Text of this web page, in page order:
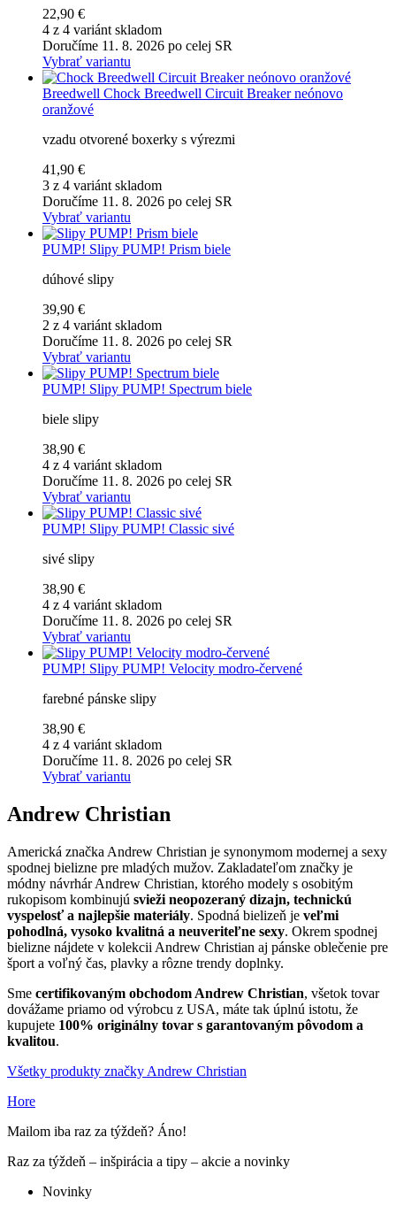
22,90 €
4 z 4 variánt skladom
Doručíme 11. 8. 2026 po celej SR
Vybrať variantu
Breedwell Chock Breedwell Circuit Breaker neónovo
oranžové
vzadu otvorené boxerky s výrezmi
41,90 €
3 z 4 variánt skladom
Doručíme 11. 8. 2026 po celej SR
Vybrať variantu
PUMP! Slipy PUMP! Prism biele
dúhové slipy
39,90 €
2 z 4 variánt skladom
Doručíme 11. 8. 2026 po celej SR
Vybrať variantu
PUMP! Slipy PUMP! Spectrum biele
biele slipy
38,90 €
4 z 4 variánt skladom
Doručíme 11. 8. 2026 po celej SR
Vybrať variantu
PUMP! Slipy PUMP! Classic sivé
sivé slipy
38,90 €
4 z 4 variánt skladom
Doručíme 11. 8. 2026 po celej SR
Vybrať variantu
PUMP! Slipy PUMP! Velocity modro-červené
farebné pánske slipy
38,90 €
4 z 4 variánt skladom
Doručíme 11. 8. 2026 po celej SR
Vybrať variantu
Andrew Christian
Americká značka Andrew Christian je synonymom modernej a sexy
spodnej bielizne pre mladých mužov. Zakladateľom značky je
módny návrhár Andrew Christian, ktorého modely s osobitým
rukopisom kombinujú svieži neopozeraný dizajn, technickú
vyspelosť a najlepšie materiály. Spodná bielizeň je veľmi
pohodlná, vysoko kvalitná a neuveriteľne sexy. Okrem spodnej
bielizne nájdete v kolekcii Andrew Christian aj pánske oblečenie pre
šport a voľný čas, plavky a rôzne trendy doplnky.
Sme certifikovaným obchodom Andrew Christian, všetok tovar
dovážame priamo od výrobcu z USA, máte tak úplnú istotu, že
kupujete 100% originálny tovar s garantovaným pôvodom a
kvalitou.
Všetky produkty značky Andrew Christian
Hore
Mailom iba raz za týždeň? Áno!
Raz za týždeň – inšpirácia a tipy – akcie a novinky
Novinky